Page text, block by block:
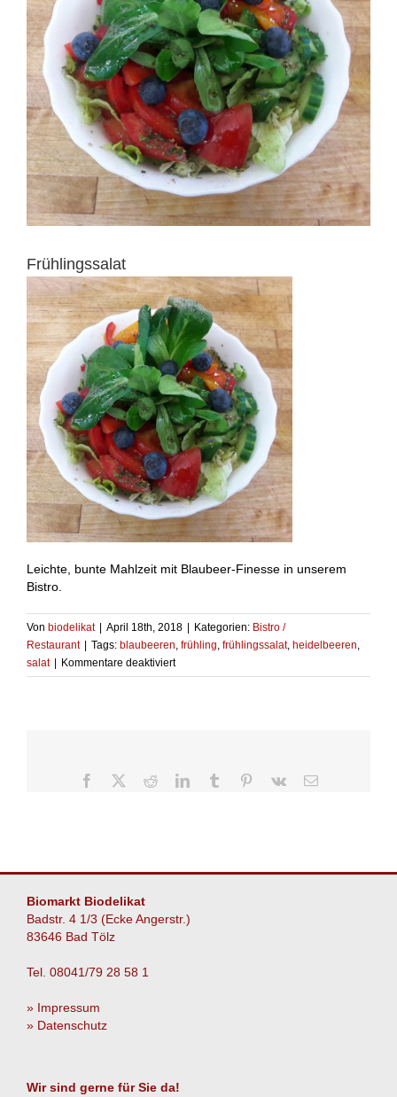
Frühlingssalat
Leichte, bunte Mahlzeit mit Blaubeer-Finesse in unserem
Bistro.
Von biodelikat April 18th, 2018 Kategorien: Bistro /
Restaurant
Tags: blaubeeren, frühling, frühlingssalat, heidelbeeren,
salat
Kommentare deaktiviertfür
Frühlingssalat
Facebook RedditLinkedInTumblr Pinterest
Vk
E-
Biomarkt Biodelikat
Badstr. 4 1/3 (Ecke Angerstr.)
83646 Bad Tölz
Tel. 08041/79 28 58 1
» Impressum
» Datenschutz
Wir sind gerne für Sie da!